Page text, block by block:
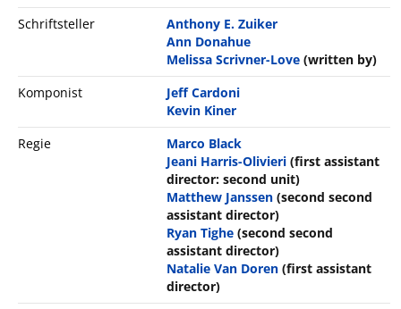
Schriftsteller
Anthony E. Zuiker
Ann Donahue
Melissa Scrivner-Love (written by)
Komponist
Jeff Cardoni
Kevin Kiner
Regie
Marco Black
Jeani Harris-Olivieri (first assistant
director: second unit)
Matthew Janssen (second second
assistant director)
Ryan Tighe (second second
assistant director)
Natalie Van Doren (first assistant
director)